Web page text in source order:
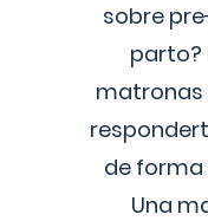
sobre
parto?
matronas
de
Una